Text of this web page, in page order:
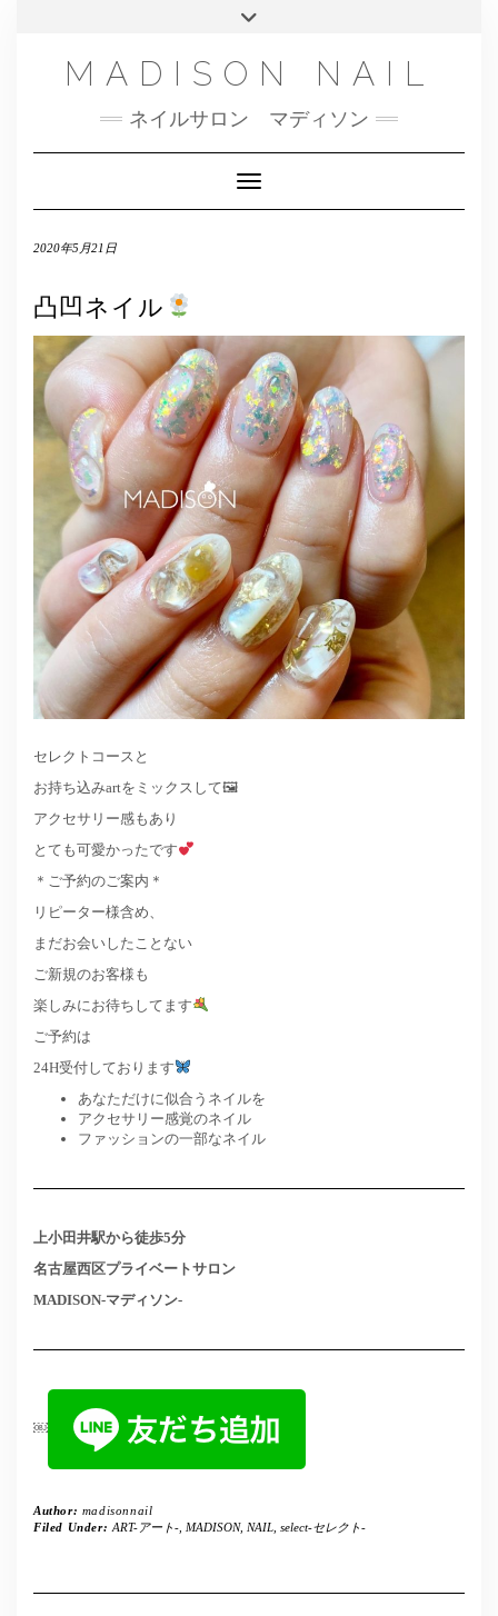
NAILBOOK(ご予約はこちら）
FACEBOOK
メール
MADISON NAIL
ネイルサロン マディソン
Toggle Navigation
2020年5月21日
凸凹ネイル
セレクトコースと
お持ち込みartをミックスして🖼
アクセサリー感もあり
とても可愛かったです
＊ご予約のご案内＊
リピーター様含め、
まだお会いしたことない
ご新規のお客様も
楽しみにお待ちしてます
ご予約は
24H受付しております
あなただけに似合うネイルを
アクセサリー感覚のネイル
ファッションの一部なネイル
上小田井駅から徒歩5分
名古屋西区プライベートサロン
MADISON-マディソン-
￼
Author: madisonnail
Filed Under: ART-アート-, MADISON, NAIL, select-セレクト-